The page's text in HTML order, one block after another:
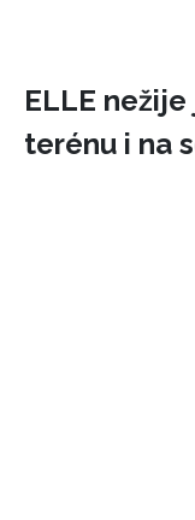
ELLE
terénu i na